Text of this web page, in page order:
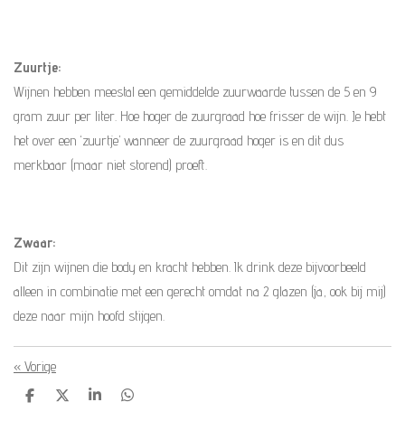
Zuurtje:
Wijnen hebben meestal een gemiddelde zuurwaarde tussen de 5 en 9
gram zuur per liter. Hoe hoger de zuurgraad hoe frisser de wijn. Je hebt
het over een ‘zuurtje’ wanneer de zuurgraad hoger is en dit dus
merkbaar (maar niet storend) proeft.
Zwaar:
Dit zijn wijnen die body en kracht hebben. Ik drink deze bijvoorbeeld
alleen in combinatie met een gerecht omdat na 2 glazen (ja, ook bij mij)
deze naar mijn hoofd stijgen.
« Vorige
D
D
S
D